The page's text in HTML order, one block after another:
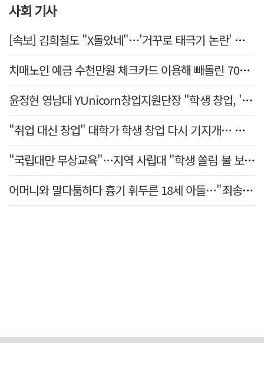
사회 기사
[속보] 김희철도 "X돌았네"…'거꾸로 태극기 논란' 인천시 현수막, 이틀 만에 철거
치매노인 예금 수천만원 체크카드 이용해 빼돌린 70대 간병인, 집행유예
윤정현 영남대 YUnicorn창업지원단장 "학생 창업, '팀 빌딩'이 제일 중요"
"취업 대신 창업" 대학가 학생 창업 다시 기지개… 창업자·기업·매출 동반 성장
"국립대만 무상교육"…지역 사립대 "학생 쏠림 불 보듯"
어머니와 말다툼하다 흉기 휘두른 18세 아들…"죄송하지 않나" 묻자 침묵